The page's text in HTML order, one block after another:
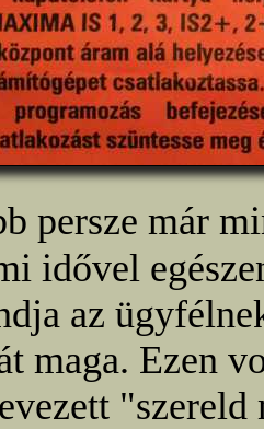
persze már
idővel
az
maga. Ezen